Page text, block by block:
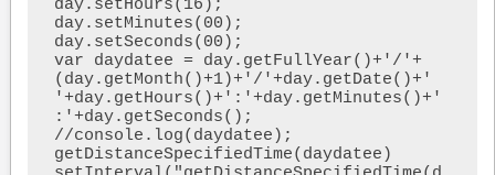
day.setHours(16);
day.setMinutes(00);
day.setSeconds(00);
var daydatee = day.getFullYear()+'/'+
(day.getMonth()+1)+'/'+day.getDate()+'
'+day.getHours()+':'+day.getMinutes()+'
:'+day.getSeconds();
//console.log(daydatee);
getDistanceSpecifiedTime(daydatee)